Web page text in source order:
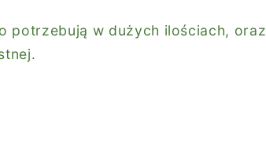
potrzebują w dużych ilościach, oraz